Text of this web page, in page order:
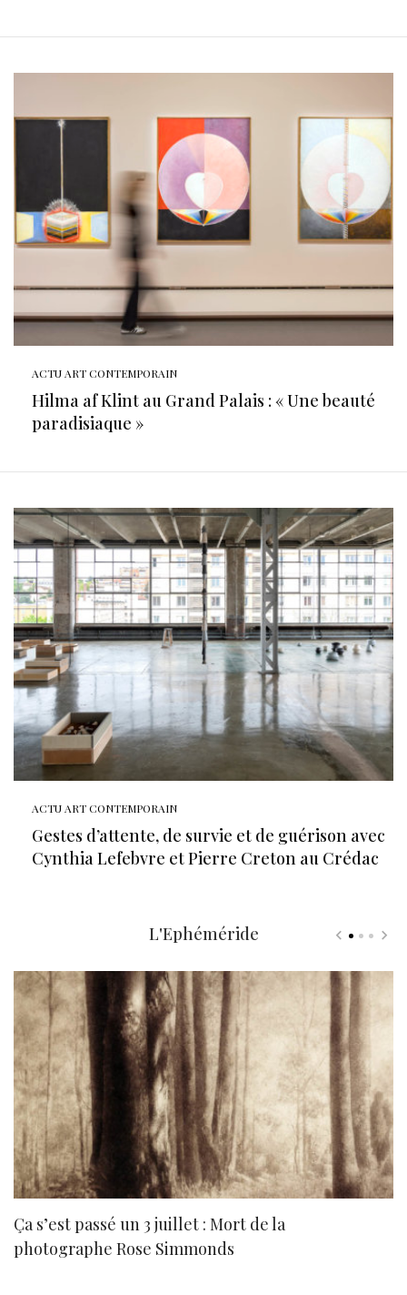
ACTU ART CONTEMPORAIN
Hilma af Klint au Grand Palais : « Une beauté
paradisiaque »
ACTU ART CONTEMPORAIN
Gestes d’attente, de survie et de guérison avec
Cynthia Lefebvre et Pierre Creton au Crédac
L'Ephéméride
Ça s’est passé un 3 juillet : Mort de la
photographe Rose Simmonds